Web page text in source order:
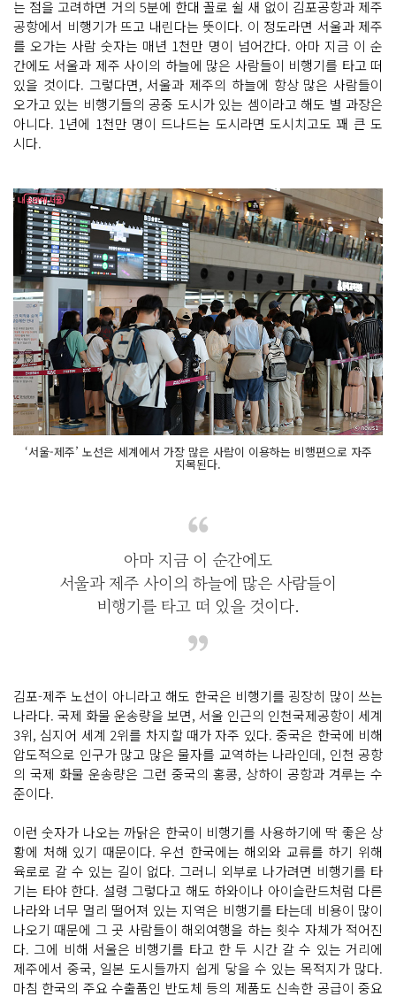
는 점을 고려하면 거의 5분에 한대 꼴로 쉴 새 없이 김포공항과 제주
공항에서 비행기가 뜨고 내린다는 뜻이다. 이 정도라면 서울과 제주
를 오가는 사람 숫자는 매년 1천만 명이 넘어간다. 아마 지금 이 순
간에도 서울과 제주 사이의 하늘에 많은 사람들이 비행기를 타고 떠
있을 것이다. 그렇다면, 서울과 제주의 하늘에 항상 많은 사람들이
오가고 있는 비행기들의 공중 도시가 있는 셈이라고 해도 별 과장은
아니다. 1년에 1천만 명이 드나드는 도시라면 도시치고도 꽤 큰 도
시다.
‘서울-제주’ 노선은 세계에서 가장 많은 사람이 이용하는 비행편으로 자주
지목된다.
아마 지금 이 순간에도
서울과 제주 사이의 하늘에 많은 사람들이
비행기를 타고 떠 있을 것이다.
김포-제주 노선이 아니라고 해도 한국은 비행기를 굉장히 많이 쓰는
나라다. 국제 화물 운송량을 보면, 서울 인근의 인천국제공항이 세계
3위, 심지어 세계 2위를 차지할 때가 자주 있다. 중국은 한국에 비해
압도적으로 인구가 많고 많은 물자를 교역하는 나라인데, 인천 공항
의 국제 화물 운송량은 그런 중국의 홍콩, 상하이 공항과 겨루는 수
준이다.
이런 숫자가 나오는 까닭은 한국이 비행기를 사용하기에 딱 좋은 상
황에 처해 있기 때문이다. 우선 한국에는 해외와 교류를 하기 위해
육로로 갈 수 있는 길이 없다. 그러니 외부로 나가려면 비행기를 타
기는 타야 한다. 설령 그렇다고 해도 하와이나 아이슬란드처럼 다른
나라와 너무 멀리 떨어져 있는 지역은 비행기를 타는데 비용이 많이
나오기 때문에 그 곳 사람들이 해외여행을 하는 횟수 자체가 적어진
다. 그에 비해 서울은 비행기를 타고 한 두 시간 갈 수 있는 거리에
제주에서 중국, 일본 도시들까지 쉽게 닿을 수 있는 목적지가 많다.
마침 한국의 주요 수출품인 반도체 등의 제품도 신속한 공급이 중요